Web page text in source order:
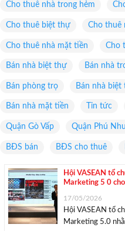
Cho thuê nhà trong hẻm
Cho thuê biệt thự Cho thuê
Cho thuê nhà mặt tiền Cho
Bán nhà biệt thự Bán nhà
Bán phòng trọ Bán nhà biệt
Bán nhà mặt tiền Tin tức
Quận Gò Vấp Quận Phú
BĐS bán BĐS cho thuê
Hội VASEAN tổ
Marketing 5 0
17/05/2026
Hội VASEAN tổ
Marketing 5.0